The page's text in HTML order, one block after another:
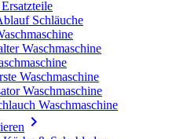
Schläuche
Waschmaschine
Waschmaschine
Waschmaschine
Waschmaschine
